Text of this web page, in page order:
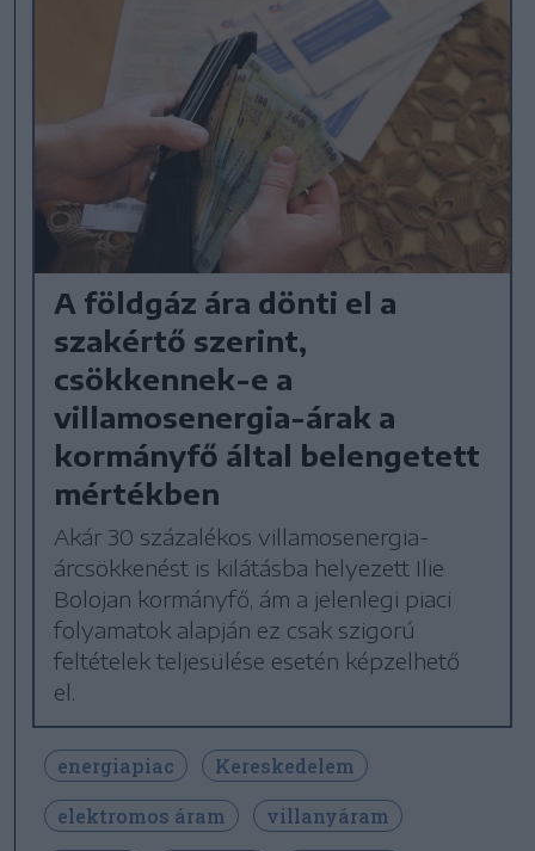
A földgáz ára dönti el a
szakértő szerint,
csökkennek-e a
villamosenergia-árak a
kormányfő által belengetett
mértékben
Akár 30 százalékos villamosenergia-
árcsökkenést is kilátásba helyezett Ilie
Bolojan kormányfő, ám a jelenlegi piaci
folyamatok alapján ez csak szigorú
feltételek teljesülése esetén képzelhető
el.
energiapiac
Kereskedelem
elektromos áram
villanyáram